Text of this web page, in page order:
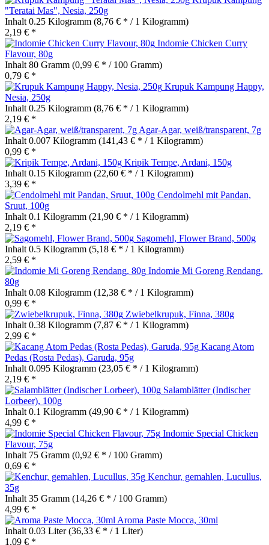
"Teratai Mas", Nesia, 250g
Inhalt 0.25 Kilogramm (8,76 € * / 1 Kilogramm)
2,19 € *
Indomie Chicken Curry
Flavour, 80g
Inhalt 80 Gramm (0,99 € * / 100 Gramm)
0,79 € *
Krupuk Kampung Happy,
Nesia, 250g
Inhalt 0.25 Kilogramm (8,76 € * / 1 Kilogramm)
2,19 € *
Agar-Agar, weiß/transparent, 7g
Inhalt 0.007 Kilogramm (141,43 € * / 1 Kilogramm)
0,99 € *
Kripik Tempe, Ardani, 150g
Inhalt 0.15 Kilogramm (22,60 € * / 1 Kilogramm)
3,39 € *
Cendolmehl mit Pandan,
Sruut, 100g
Inhalt 0.1 Kilogramm (21,90 € * / 1 Kilogramm)
2,19 € *
Sagomehl, Flower Brand, 500g
Inhalt 0.5 Kilogramm (5,18 € * / 1 Kilogramm)
2,59 € *
Indomie Mi Goreng Rendang,
80g
Inhalt 0.08 Kilogramm (12,38 € * / 1 Kilogramm)
0,99 € *
Zwiebelkrupuk, Finna, 380g
Inhalt 0.38 Kilogramm (7,87 € * / 1 Kilogramm)
2,99 € *
Kacang Atom
Pedas (Rosta Pedas), Garuda, 95g
Inhalt 0.095 Kilogramm (23,05 € * / 1 Kilogramm)
2,19 € *
Salamblätter (Indischer
Lorbeer), 100g
Inhalt 0.1 Kilogramm (49,90 € * / 1 Kilogramm)
4,99 € *
Indomie Special Chicken
Flavour, 75g
Inhalt 75 Gramm (0,92 € * / 100 Gramm)
0,69 € *
Kenchur, gemahlen, Lucullus,
35g
Inhalt 35 Gramm (14,26 € * / 100 Gramm)
4,99 € *
Aroma Paste Mocca, 30ml
Inhalt 0.03 Liter(36,33 € * / 1 Liter)
1,09 € *